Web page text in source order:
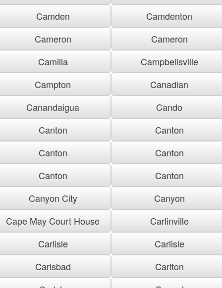
Camden
Camdenton
Cameron
Cameron
Camilla
Campbellsville
Campton
Canadian
Canandaigua
Cando
Canton
Canton
Canton
Canton
Canton
Canton
Canyon City
Canyon
Cape May Court House
Carlinville
Carlisle
Carlisle
Carlsbad
Carlton